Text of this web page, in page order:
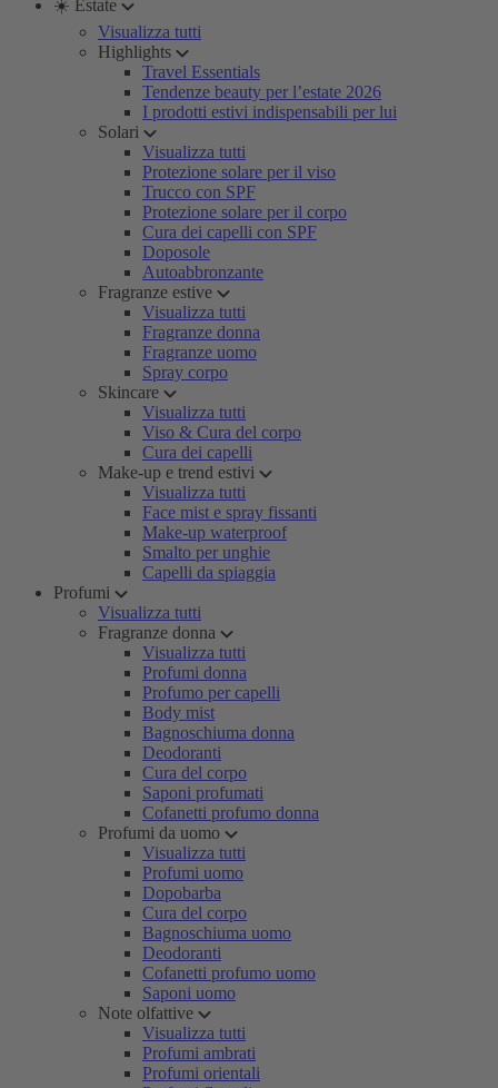
☀️ Estate
Visualizza tutti
Highlights
Travel Essentials
Tendenze beauty per l’estate 2026
I prodotti estivi indispensabili per lui
Solari
Visualizza tutti
Protezione solare per il viso
Trucco con SPF
Protezione solare per il corpo
Cura dei capelli con SPF
Doposole
Autoabbronzante
Fragranze estive
Visualizza tutti
Fragranze donna
Fragranze uomo
Spray corpo
Skincare
Visualizza tutti
Viso & Cura del corpo
Cura dei capelli
Make-up e trend estivi
Visualizza tutti
Face mist e spray fissanti
Make-up waterproof
Smalto per unghie
Capelli da spiaggia
Profumi
Visualizza tutti
Fragranze donna
Visualizza tutti
Profumi donna
Profumo per capelli
Body mist
Bagnoschiuma donna
Deodoranti
Cura del corpo
Saponi profumati
Cofanetti profumo donna
Profumi da uomo
Visualizza tutti
Profumi uomo
Dopobarba
Cura del corpo
Bagnoschiuma uomo
Deodoranti
Cofanetti profumo uomo
Saponi uomo
Note olfattive
Visualizza tutti
Profumi ambrati
Profumi orientali